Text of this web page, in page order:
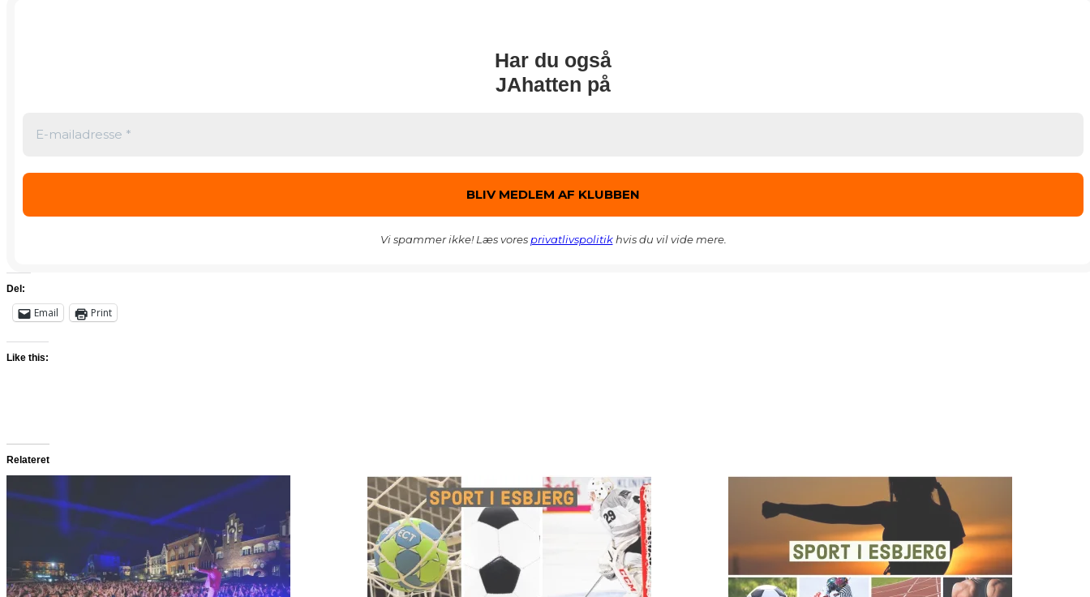
Har du også
JAhatten på
Vi spammer ikke! Læs voresprivatlivspolitikhvis du vil vide mere.
Del:
Email Print
Like this:
Relateret